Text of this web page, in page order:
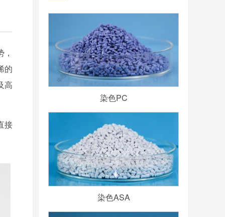
的
高
接
染色PC
染色ASA